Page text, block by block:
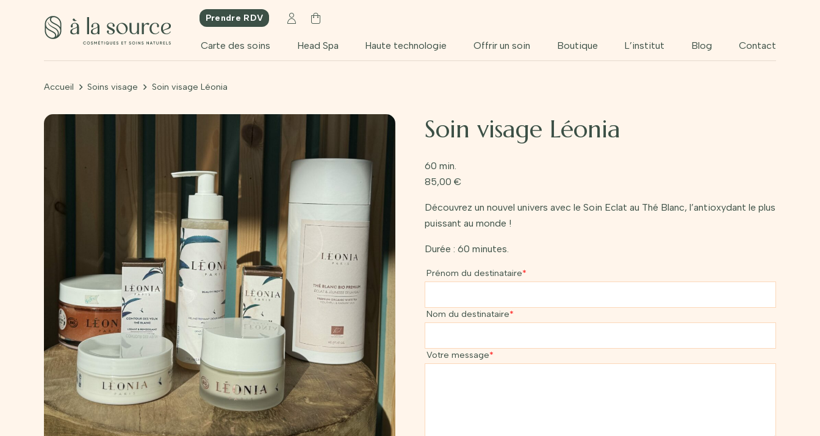
Prendre RDV
Carte des soins Head Spa Haute technologie Offrir un soin Boutique L’institut Blog Contact
Accueil Soins visage Soin visage Léonia
Soin visage Léonia
60 min.
85,00 €
Découvrez un nouvel univers avec le Soin Eclat au Thé Blanc, l’antioxydant le plus
puissant au monde !
Durée : 60 minutes.
Prénom du destinataire*
Nom du destinataire*
Votre message*